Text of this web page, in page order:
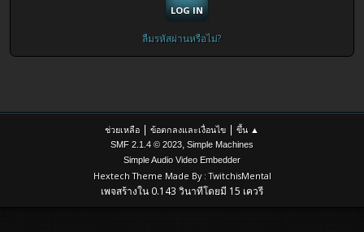
ลืมรหัสผ่านหรือไม่?
ช่วยเหลือ | ข้อตกลงและเงื่อนไข | ขึ้น ▲
SMF 2.1.4 © 2023, Simple Machines
Simple Audio Video Embedder
Hextech Theme Made By : TwitchisMental
เพจสร้างใน 0.143 วินาทีโดยมี 15 เควรี